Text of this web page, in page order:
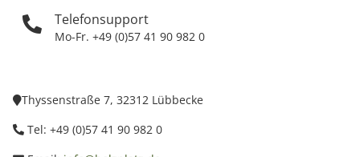
Telefonsupport
Mo-Fr. +49 (0)57 41 90 982 0
Thyssenstraße 7, 32312 Lübbecke
Tel: +49 (0)57 41 90 982 0